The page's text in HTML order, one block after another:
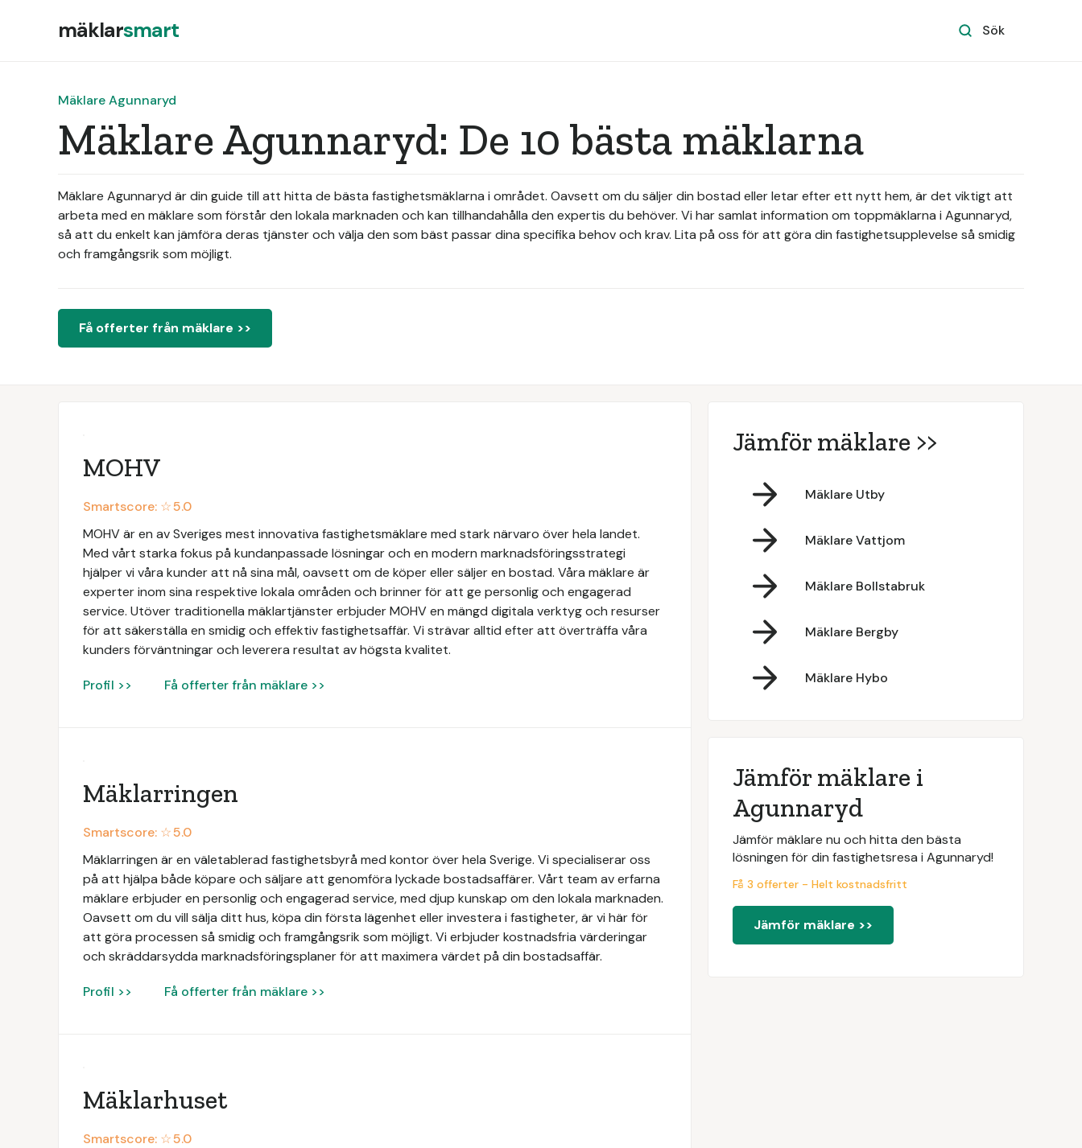
mäklarsmart Sök
Mäklare Agunnaryd
Mäklare Agunnaryd: De 10 bästa mäklarna
Mäklare Agunnaryd är din guide till att hitta de bästa fastighetsmäklarna i området. Oavsett om du säljer din bostad eller letar efter ett nytt hem, är det viktigt att
arbeta med en mäklare som förstår den lokala marknaden och kan tillhandahålla den expertis du behöver. Vi har samlat information om toppmäklarna i Agunnaryd,
så att du enkelt kan jämföra deras tjänster och välja den som bäst passar dina specifika behov och krav. Lita på oss för att göra din fastighetsupplevelse så smidig
och framgångsrik som möjligt.
Få offerter från mäklare >>
MOHV
Smartscore: ☆5.0
MOHV är en av Sveriges mest innovativa fastighetsmäklare med stark närvaro över hela landet.
Med vårt starka fokus på kundanpassade lösningar och en modern marknadsföringsstrategi
hjälper vi våra kunder att nå sina mål, oavsett om de köper eller säljer en bostad. Våra mäklare är
experter inom sina respektive lokala områden och brinner för att ge personlig och engagerad
service. Utöver traditionella mäklartjänster erbjuder MOHV en mängd digitala verktyg och resurser
för att säkerställa en smidig och effektiv fastighetsaffär. Vi strävar alltid efter att överträffa våra
kunders förväntningar och leverera resultat av högsta kvalitet.
Profil >> Få offerter från mäklare >>
Mäklarringen
Smartscore: ☆5.0
Mäklarringen är en väletablerad fastighetsbyrå med kontor över hela Sverige. Vi specialiserar oss
på att hjälpa både köpare och säljare att genomföra lyckade bostadsaffärer. Vårt team av erfarna
mäklare erbjuder en personlig och engagerad service, med djup kunskap om den lokala marknaden.
Oavsett om du vill sälja ditt hus, köpa din första lägenhet eller investera i fastigheter, är vi här för
att göra processen så smidig och framgångsrik som möjligt. Vi erbjuder kostnadsfria värderingar
och skräddarsydda marknadsföringsplaner för att maximera värdet på din bostadsaffär.
Profil >> Få offerter från mäklare >>
Mäklarhuset
Smartscore: ☆5.0
Jämför mäklare >>
Mäklare Utby
Mäklare Vattjom
Mäklare Bollstabruk
Mäklare Bergby
Mäklare Hybo
Jämför mäklare i
Agunnaryd
Jämför mäklare nu och hitta den bästa
lösningen för din fastighetsresa i Agunnaryd!
Få 3 offerter - Helt kostnadsfritt
Jämför mäklare >>